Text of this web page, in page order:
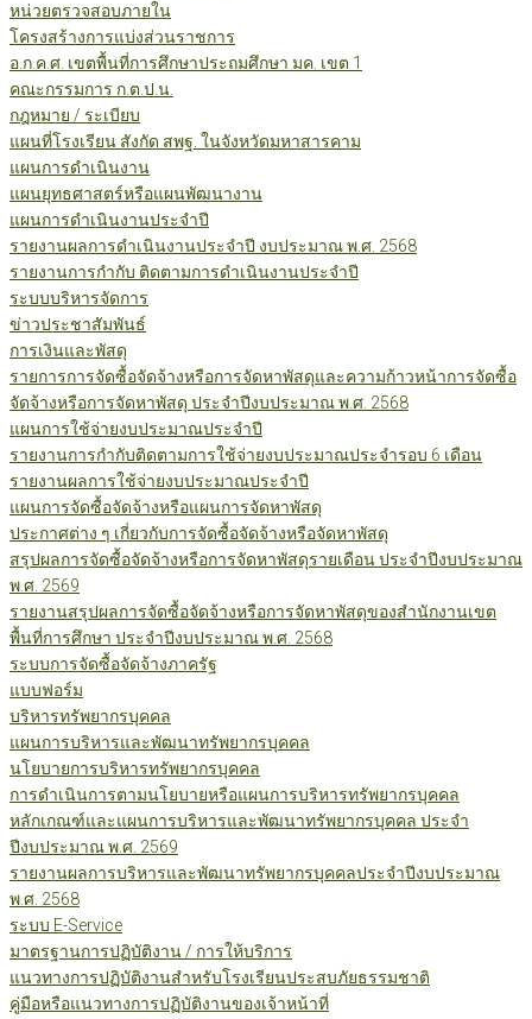
หน่วยตรวจสอบภายใน
โครงสร้างการแบ่งส่วนราชการ
อ.ก.ค.ศ. เขตพื้นที่การศึกษาประถมศึกษา มค. เขต 1
คณะกรรมการ ก.ต.ป.น.
กฎหมาย / ระเบียบ
แผนที่โรงเรียน สังกัด สพฐ. ในจังหวัดมหาสารคาม
แผนการดำเนินงาน
แผนยุทธศาสตร์หรือแผนพัฒนางาน
แผนการดำเนินงานประจำปี
รายงานผลการดำเนินงานประจำปี งบประมาณ พ.ศ. 2568
รายงานการกำกับ ติดตามการดำเนินงานประจำปี
ระบบบริหารจัดการ
ข่าวประชาสัมพันธ์
การเงินและพัสดุ
รายการการจัดซื้อจัดจ้างหรือการจัดหาพัสดุและความก้าวหน้าการจัดซื้อ
จัดจ้างหรือการจัดหาพัสดุ ประจำปีงบประมาณ พ.ศ. 2568
แผนการใช้จ่ายงบประมาณประจำปี
รายงานการกำกับติดตามการใช้จ่ายงบประมาณประจำรอบ 6 เดือน
รายงานผลการใช้จ่ายงบประมาณประจำปี
แผนการจัดซื้อจัดจ้างหรือแผนการจัดหาพัสดุ
ประกาศต่าง ๆ เกี่ยวกับการจัดซื้อจัดจ้างหรือจัดหาพัสดุ
สรุปผลการจัดซื้อจัดจ้างหรือการจัดหาพัสดุรายเดือน ประจำปีงบประมาณ
พ.ศ. 2569
รายงานสรุปผลการจัดซื้อจัดจ้างหรือการจัดหาพัสดุของสำนักงานเขต
พื้นที่การศึกษา ประจำปีงบประมาณ พ.ศ. 2568
ระบบการจัดซื้อจัดจ้างภาครัฐ
แบบฟอร์ม
บริหารทรัพยากรบุคคล
แผนการบริหารและพัฒนาทรัพยากรบุคคล
นโยบายการบริหารทรัพยากรบุคคล
การดำเนินการตามนโยบายหรือแผนการบริหารทรัพยากรบุคคล
หลักเกณฑ์และแผนการบริหารและพัฒนาทรัพยากรบุคคล ประจำ
ปีงบประมาณ พ.ศ. 2569
รายงานผลการบริหารและพัฒนาทรัพยากรบุคคลประจำปีงบประมาณ
พ.ศ. 2568
ระบบ E-Service
มาตรฐานการปฏิบัติงาน / การให้บริการ
แนวทางการปฏิบัติงานสำหรับโรงเรียนประสบภัยธรรมชาติ
คู่มือหรือแนวทางการปฏิบัติงานของเจ้าหน้าที่